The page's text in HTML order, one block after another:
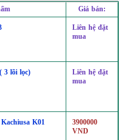
Giá bán:
Liên hệ đặt
mua
3 lõi lọc)
Liên hệ đặt
mua
K01
3900000
VND